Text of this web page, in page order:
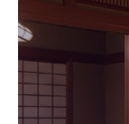
dessus de